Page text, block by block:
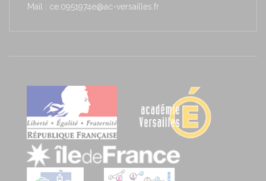
Mail : ce.0951974e@ac-versailles.fr